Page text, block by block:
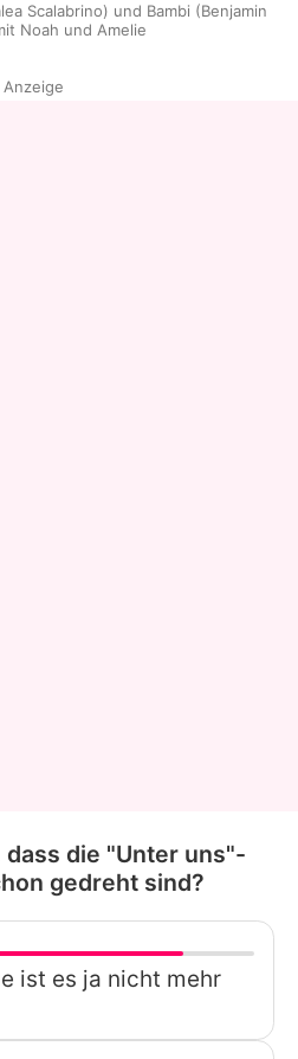
Scalabrino) und Bambi (Benjamin
Noah und Amelie
Anzeige
die "Unter uns"-
gedreht sind?
ist es ja nicht mehr